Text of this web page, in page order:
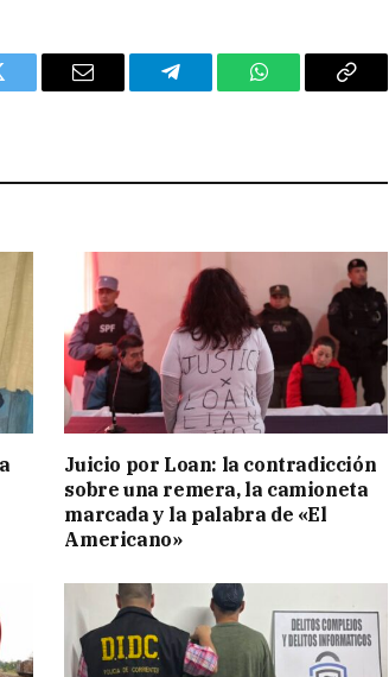
Email Telegram WhatsAppCopy
Juicio por Loan: la contradicción
sobre una remera, la camioneta
marcada y la palabra de «El
Americano»